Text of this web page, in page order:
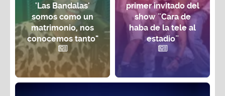
'Las Bandalas'
somos como un
matrimonio, nos
conocemos tanto"
primer invitado del
show ¨Cara de
haba de la tele al
estadio¨